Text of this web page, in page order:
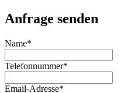
Anfrage senden
Name*
Telefonnummer*
Email-Adresse*